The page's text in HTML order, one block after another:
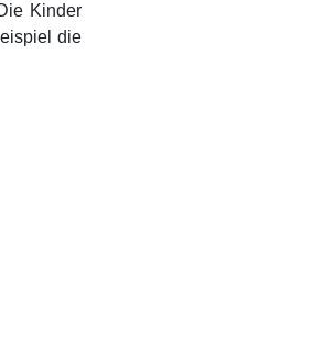
Kinder
die